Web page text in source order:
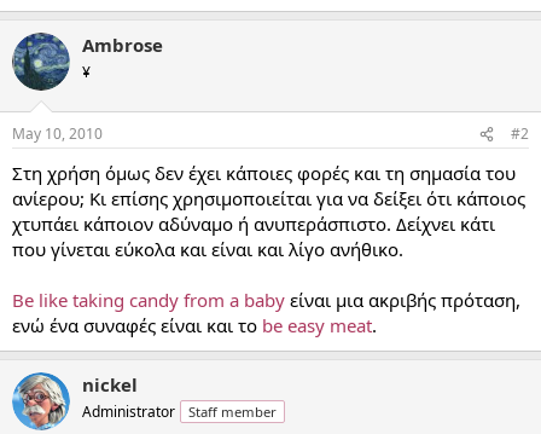
Ambrose
¥
May 10, 2010 #2
Στη χρήση όμως δεν έχει κάποιες φορές και τη σημασία του
ανίερου; Κι επίσης χρησιμοποιείται για να δείξει ότι κάποιος
χτυπάει κάποιον αδύναμο ή ανυπεράσπιστο. Δείχνει κάτι
που γίνεται εύκολα και είναι και λίγο ανήθικο.
Be like taking candy from a baby είναι μια ακριβής πρόταση,
ενώ ένα συναφές είναι και το be easy meat.
nickel
Administrator Staff member